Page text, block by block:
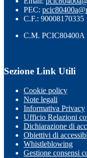
PEC:
C.F.: 90008170335
C.M. PCIC80400A
Sezione Link Utili
Cookie policy
Note legali
Informativa Privacy
Ufficio Relazioni
Dichiarazione di
Obiettivi di
Whistleblowing
Gestione consensi